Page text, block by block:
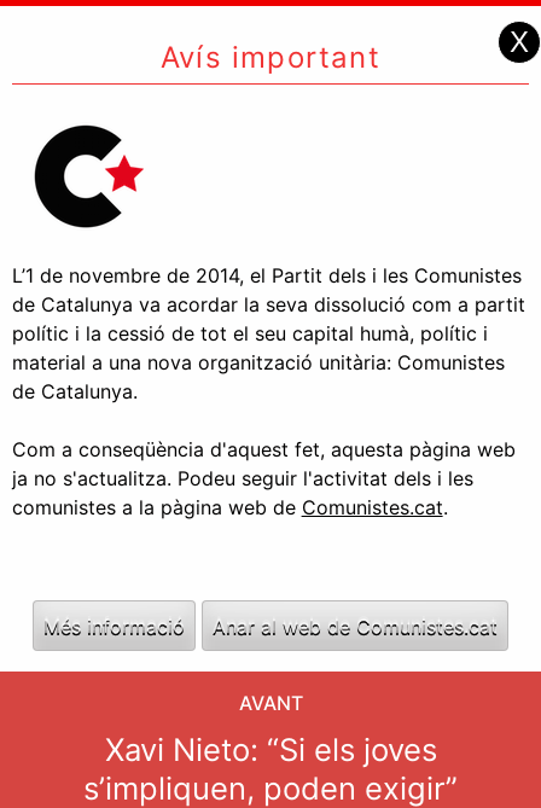
Avís important
L’1 de novembre de 2014, el Partit dels i les Comunistes
de Catalunya va acordar la seva dissolució com a partit
polític i la cessió de tot el seu capital humà, polític i
material a una nova organització unitària: Comunistes
de Catalunya.
Com a conseqüència d'aquest fet, aquesta pàgina web
ja no s'actualitza. Podeu seguir l'activitat dels i les
comunistes a la pàgina web de Comunistes.cat.
Més informació Anar al web de Comunistes.cat
X
AVANT
Xavi Nieto: “Si els joves
s’impliquen, poden exigir”